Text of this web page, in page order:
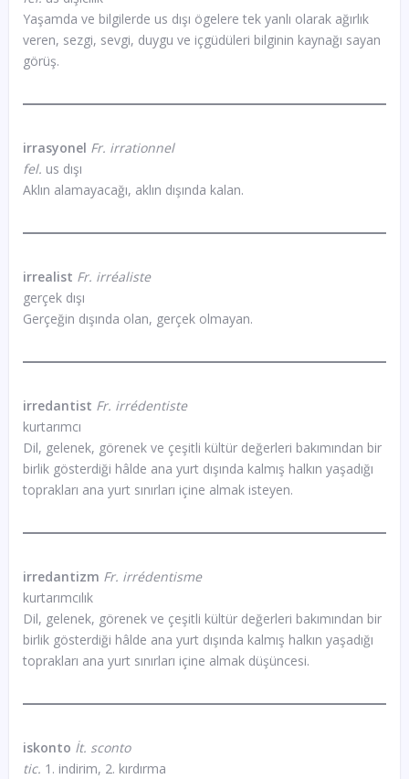
Yaşamda ve bilgilerde us dışı ögelere tek yanlı olarak ağırlık
veren, sezgi, sevgi, duygu ve içgüdüleri bilginin kaynağı sayan
görüş.
irrasyonel Fr. irrationnel
fel. us dışı
Aklın alamayacağı, aklın dışında kalan.
irrealist Fr. irréaliste
gerçek dışı
Gerçeğin dışında olan, gerçek olmayan.
irredantist Fr. irrédentiste
kurtarımcı
Dil, gelenek, görenek ve çeşitli kültür değerleri bakımından bir
birlik gösterdiği hâlde ana yurt dışında kalmış halkın yaşadığı
toprakları ana yurt sınırları içine almak isteyen.
irredantizm Fr. irrédentisme
kurtarımcılık
Dil, gelenek, görenek ve çeşitli kültür değerleri bakımından bir
birlik gösterdiği hâlde ana yurt dışında kalmış halkın yaşadığı
toprakları ana yurt sınırları içine almak düşüncesi.
iskonto İt. sconto
tic. 1. indirim, 2. kırdırma